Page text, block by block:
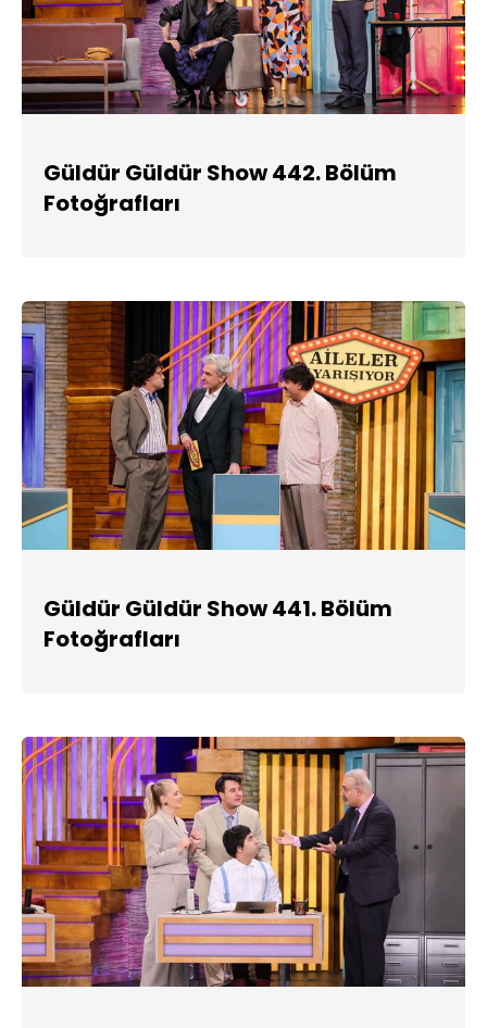
Güldür Güldür Show 442. Bölüm
Fotoğrafları
Güldür Güldür Show 441. Bölüm
Fotoğrafları